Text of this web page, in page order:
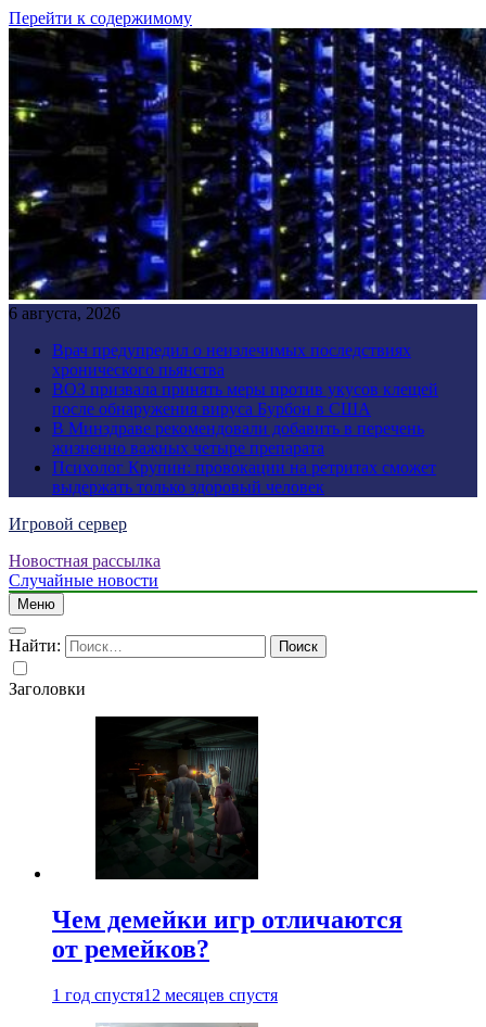
Перейти к содержимому
6 августа, 2026
Врач предупредил о неизлечимых последствиях
хронического пьянства
ВОЗ призвала принять меры против укусов клещей
после обнаружения вируса Бурбон в США
В Минздраве рекомендовали добавить в перечень
жизненно важных четыре препарата
Психолог Крупин: провокации на ретритах сможет
выдержать только здоровый человек
Игровой сервер
Новостная рассылка
Случайные новости
Меню
Найти:
Заголовки
Чем демейки игр отличаются
от ремейков?
1 год спустя12 месяцев спустя